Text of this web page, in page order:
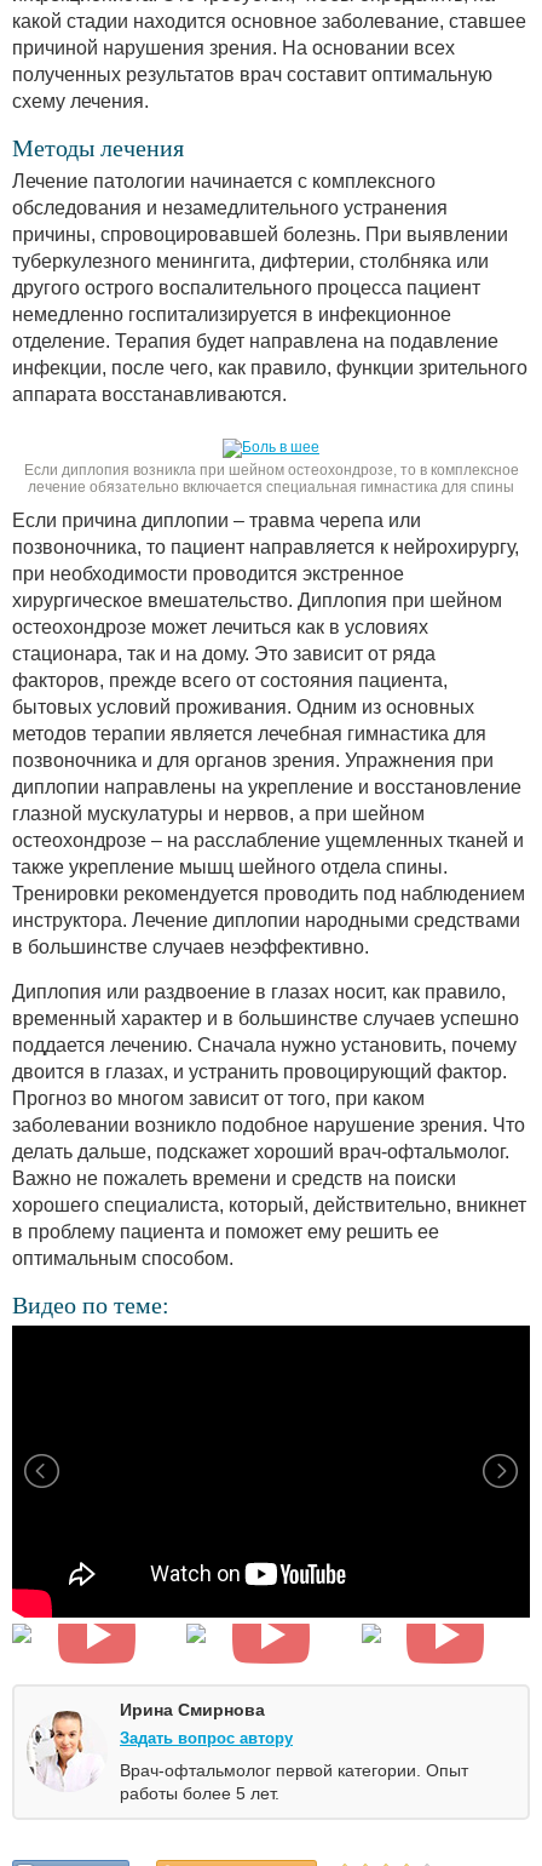
какой стадии находится основное заболевание, ставшее
причиной нарушения зрения. На основании всех
полученных результатов врач составит оптимальную
схему лечения.
Методы лечения
Лечение патологии начинается с комплексного
обследования и незамедлительного устранения
причины, спровоцировавшей болезнь. При выявлении
туберкулезного менингита, дифтерии, столбняка или
другого острого воспалительного процесса пациент
немедленно госпитализируется в инфекционное
отделение. Терапия будет направлена на подавление
инфекции, после чего, как правило, функции зрительного
аппарата восстанавливаются.
Если диплопия возникла при шейном остеохондрозе, то в комплексное
лечение обязательно включается специальная гимнастика для спины
Если причина диплопии – травма черепа или
позвоночника, то пациент направляется к нейрохирургу,
при необходимости проводится экстренное
хирургическое вмешательство. Диплопия при шейном
остеохондрозе может лечиться как в условиях
стационара, так и на дому. Это зависит от ряда
факторов, прежде всего от состояния пациента,
бытовых условий проживания. Одним из основных
методов терапии является лечебная гимнастика для
позвоночника и для органов зрения. Упражнения при
диплопии направлены на укрепление и восстановление
глазной мускулатуры и нервов, а при шейном
остеохондрозе – на расслабление ущемленных тканей и
также укрепление мышц шейного отдела спины.
Тренировки рекомендуется проводить под наблюдением
инструктора. Лечение диплопии народными средствами
в большинстве случаев неэффективно.
Диплопия или раздвоение в глазах носит, как правило,
временный характер и в большинстве случаев успешно
поддается лечению. Сначала нужно установить, почему
двоится в глазах, и устранить провоцирующий фактор.
Прогноз во многом зависит от того, при каком
заболевании возникло подобное нарушение зрения. Что
делать дальше, подскажет хороший врач-офтальмолог.
Важно не пожалеть времени и средств на поиски
хорошего специалиста, который, действительно, вникнет
в проблему пациента и поможет ему решить ее
оптимальным способом.
Видео по теме:
Ирина Смирнова
Задать вопрос автору
Врач-офтальмолог первой категории. Опыт
работы более 5 лет.